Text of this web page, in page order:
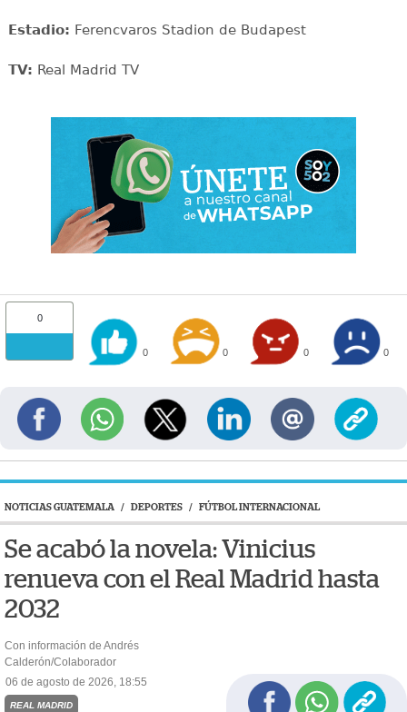
Estadio: Ferencvaros Stadion de Budapest
TV: Real Madrid TV
0
0 0 0 0
NOTICIAS GUATEMALA / DEPORTES / FÚTBOL INTERNACIONAL
Se acabó la novela: Vinicius
renueva con el Real Madrid hasta
2032
Con información de Andrés
Calderón/Colaborador
06 de agosto de 2026, 18:55
REAL MADRID